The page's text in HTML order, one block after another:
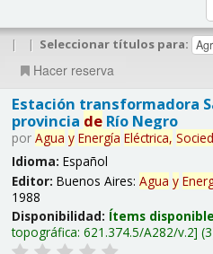
| | Seleccionar títulos para:
Hacer reserva
Estación transformadora
provincia deRío Negro
por Agua y Energía Eléctrica,
Idioma: Español
Editor: Buenos Aires: Agua y
1988
Disponibilidad: Ítems
topográfica: 621.374.5/A282/v.2